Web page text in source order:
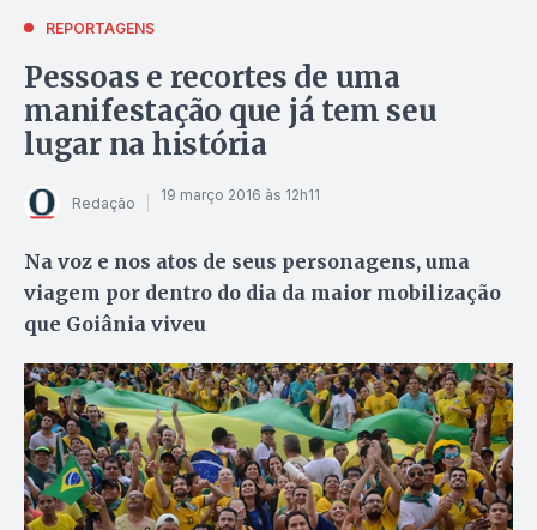
REPORTAGENS
Pessoas e recortes de uma
manifestação que já tem seu
lugar na história
Redação 19 março 2016 às 12h11
Na voz e nos atos de seus personagens, uma
viagem por dentro do dia da maior mobilização
que Goiânia viveu